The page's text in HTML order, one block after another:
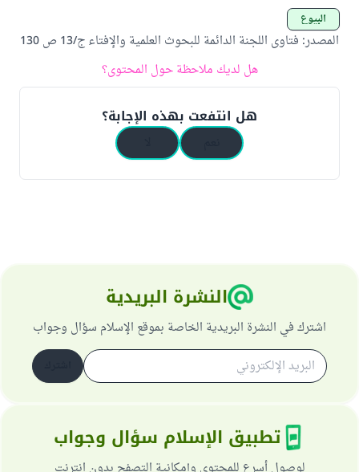
البيوع
المصدر: فتاوى اللجنة الدائمة للبحوث العلمية والإفتاء ج/13 ص 130
هل لديك ملاحظة حول المحتوى؟
هل انتفعت بهذه الإجابة؟
النشرة البريدية
اشترك في النشرة البريدية الخاصة بموقع الإسلام سؤال وجواب
تطبيق الإسلام سؤال وجواب